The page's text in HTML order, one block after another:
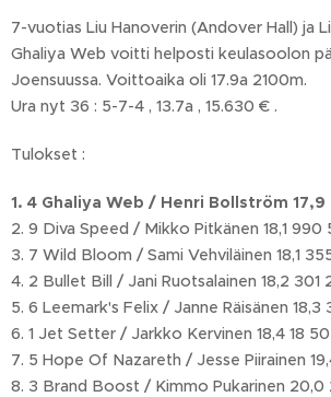
7-vuotias Liu Hanoverin (Andover Hall) ja
Ghaliya Web voitti helposti keulasoolon
Joensuussa. Voittoaika oli 17.9a 2100m.
Ura nyt 36 : 5-7-4 , 13.7a , 15.630 € .
Tulokset :
1. 4 Ghaliya Web / Henri Bollström
2. 9 Diva Speed / Mikko Pitkänen 18,1
3. 7 Wild Bloom / Sami Vehviläinen 18,1
4. 2 Bullet Bill / Jani Ruotsalainen 18,2 301
5. 6 Leemark's Felix / Janne Räisänen 18,3
6. 1 Jet Setter / Jarkko Kervinen 18,4 18
7. 5 Hope Of Nazareth / Jesse Piirainen
8. 3 Brand Boost / Kimmo Pukarinen 20,0